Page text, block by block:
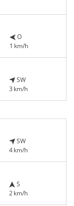
O
1 km/h
SW
3 km/h
SW
4 km/h
S
2 km/h